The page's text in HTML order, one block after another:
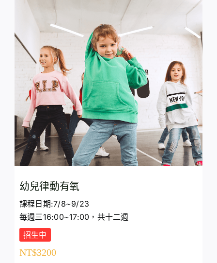
幼兒律動有氧
課程日期:7/8~9/23
每週三16:00~17:00，共十二週
招生中
NT$3200